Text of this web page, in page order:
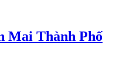
Mai Thành Phố